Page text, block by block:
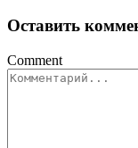
Оставить
Comment